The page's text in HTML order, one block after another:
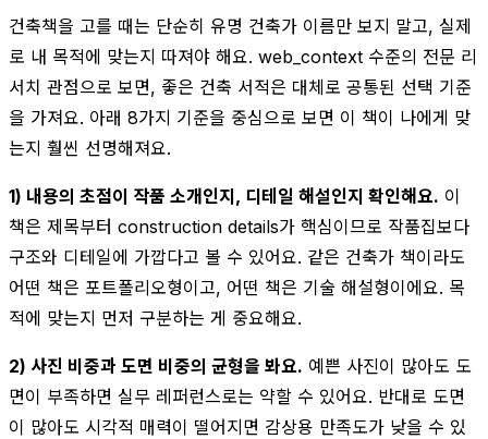
건축책을 고를 때는 단순히 유명 건축가 이름만 보지 말고, 실제
로 내 목적에 맞는지 따져야 해요. web_context 수준의 전문 리
서치 관점으로 보면, 좋은 건축 서적은 대체로 공통된 선택 기준
을 가져요. 아래 8가지 기준을 중심으로 보면 이 책이 나에게 맞
는지 훨씬 선명해져요.
1) 내용의 초점이 작품 소개인지, 디테일 해설인지 확인해요. 이
책은 제목부터 construction details가 핵심이므로 작품집보다
구조와 디테일에 가깝다고 볼 수 있어요. 같은 건축가 책이라도
어떤 책은 포트폴리오형이고, 어떤 책은 기술 해설형이에요. 목
적에 맞는지 먼저 구분하는 게 중요해요.
2) 사진 비중과 도면 비중의 균형을 봐요. 예쁜 사진이 많아도 도
면이 부족하면 실무 레퍼런스로는 약할 수 있어요. 반대로 도면
이 많아도 시각적 매력이 떨어지면 감상용 만족도가 낮을 수 있